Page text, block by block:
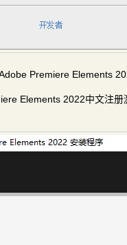
Premiere Elements
Elements 2022中文注